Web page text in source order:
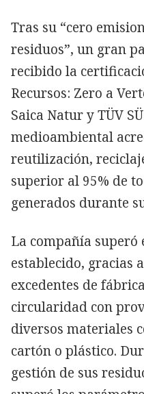
Tras su “cero
residuos”, un gran
recibido la
Recursos: Zero a
Saica Natur y TÜV
medioambiental
reutilización,
superior al 95% de
generados durante
La compañía
establecido, gracias
excedentes de
circularidad con
diversos materiales
cartón o plástico.
gestión de sus